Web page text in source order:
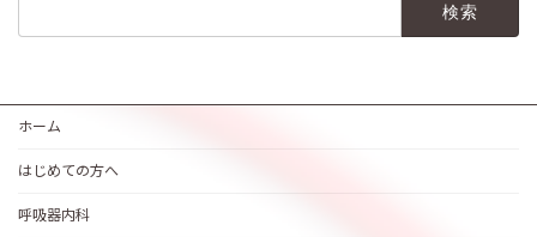
ホーム
はじめての方へ
呼吸器内科